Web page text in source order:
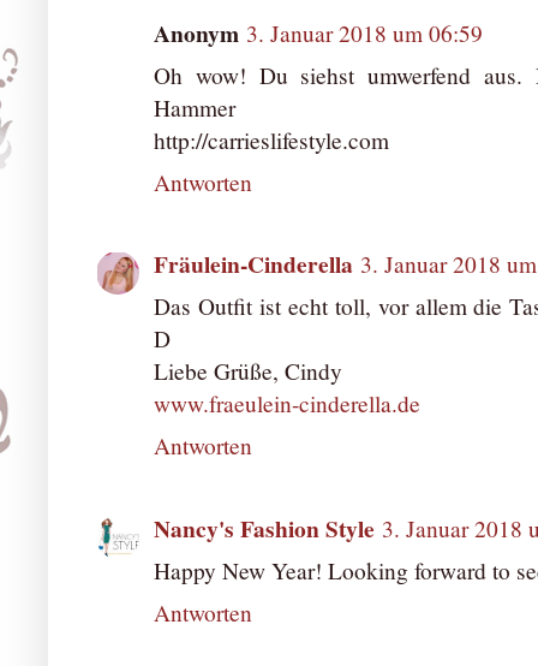
Anonym 3. Januar 2018 um 06:59
Oh wow! Du siehst umwerfend aus.
Hammer
http://carrieslifestyle.com
Antworten
Fräulein-Cinderella 3. Januar 2018
Das Outfit ist echt toll, vor allem die
D
Liebe Grüße, Cindy
www.fraeulein-cinderella.de
Antworten
Nancy's Fashion Style 3. Januar 2018
Happy New Year! Looking forward to
Antworten